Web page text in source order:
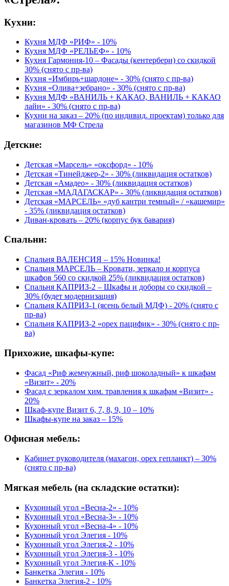
Кухни:
Кухня МДФ «РИФ» - 10%
Кухня МДФ «РЕЛЬЕФ» - 10%
Кухня Гармония-10 – Фасады (кентербери) со скидкой
30% (снято с пр-ва)
Кухня «Имбирь+шардоне» - 30% (снято с пр-ва)
Кухня «Олива+зебрано» - 30% (снято с пр-ва)
Кухня МДФ «ВАНИЛЬ + КАКАО, ВАНИЛЬ + КАКАО
лайн» - 30% (снято с пр-ва)
Кухни на заказ – 20% (по индивид. проектам) только для
магазинов МФ Стрела
Детские:
Детская «Марсель» «оксфорд» - 10%
Детская «Тинейджер-2» - 30% (ликвидация остатков)
Детская «Амадео» - 30% (ликвидация остатков)
Детская «МАДАГАСКАР» - 30% (ликвидация остатков)
Детская «МАРСЕЛЬ» «дуб кантри темный» / «кашемир»
- 35% (ликвидация остатков)
Диван-кровать – 20% (корпус бук бавария)
Спальни:
Спальня ВАЛЕНСИЯ – 15% Новинка!
Спальня МАРСЕЛЬ – Кровати, зеркало и корпуса
шкафов 560 со скидкой 25% (ликвидация остатков)
Спальня КАПРИЗ-2 – Шкафы и доборы со скидкой –
30% (будет модернизация)
Спальня КАПРИЗ-1 (ясень белый МДФ) - 20% (снято с
пр-ва)
Спальня КАПРИЗ-2 «орех пацифик» - 30% (снято с пр-
ва)
Прихожие, шкафы-купе:
Фасад «Риф жемчужный, риф шоколадный» к шкафам
«Визит» - 20%
Фасад с зеркалом хим. травления к шкафам «Визит» -
20%
Шкаф-купе Визит 6, 7, 8, 9, 10 – 10%
Шкафы-купе на заказ – 15%
Офисная мебель:
Кабинет руководителя (махагон, орех гепланкт) – 30%
(снято с пр-ва)
Мягкая мебель (на складские остатки):
Кухонный угол «Весна-2» - 10%
Кухонный угол «Весна-3» - 10%
Кухонный угол «Весна-4» - 10%
Кухонный угол Элегия - 10%
Кухонный угол Элегия-2 - 10%
Кухонный угол Элегия-3 - 10%
Кухонный угол Элегия-К - 10%
Банкетка Элегия - 10%
Банкетка Элегия-2 - 10%